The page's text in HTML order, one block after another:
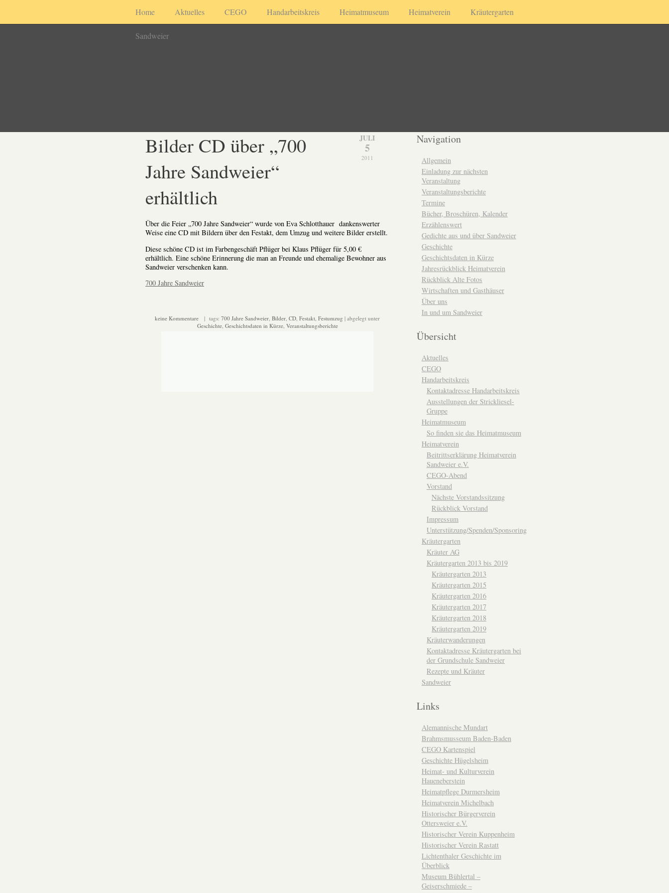
Home Aktuelles CEGO Handarbeitskreis Heimatmuseum Heimatverein Kräutergarten
Sandweier
JULI
5
2011
Bilder CD über „700
Jahre Sandweier“
erhältlich
Über die Feier „700 Jahre Sandweier“ wurde von Eva Schlotthauer dankenswerter
Weise eine CD mit Bildern über den Festakt, dem Umzug und weitere Bilder erstellt.
Diese schöne CD ist im Farbengeschäft Pflüger bei Klaus Pflüger für 5,00 €
erhältlich. Eine schöne Erinnerung die man an Freunde und ehemalige Bewohner aus
Sandweier verschenken kann.
700 Jahre Sandweier
keine Kommentare | tags: 700 Jahre Sandweier, Bilder, CD, Festakt, Festumzug | abgelegt unter
Geschichte, Geschichtsdaten in Kürze, Veranstaltungsberichte
Navigation
Allgemein
Einladung zur nächsten
Veranstaltung
Veranstaltungsberichte
Termine
Bücher, Broschüren, Kalender
Erzählenswert
Gedichte aus und über Sandweier
Geschichte
Geschichtsdaten in Kürze
Jahresrückblick Heimatverein
Rückblick Alte Fotos
Wirtschaften und Gasthäuser
Über uns
In und um Sandweier
Übersicht
Aktuelles
CEGO
Handarbeitskreis
Kontaktadresse Handarbeitskreis
Ausstellungen der Strickliesel-
Gruppe
Heimatmuseum
So finden sie das Heimatmuseum
Heimatverein
Beitrittserklärung Heimatverein
Sandweier e.V.
CEGO-Abend
Vorstand
Nächste Vorstandssitzung
Rückblick Vorstand
Impressum
Unterstützung/Spenden/Sponsoring
Kräutergarten
Kräuter AG
Kräutergarten 2013 bis 2019
Kräutergarten 2013
Kräutergarten 2015
Kräutergarten 2016
Kräutergarten 2017
Kräutergarten 2018
Kräutergarten 2019
Kräuterwanderungen
Kontaktadresse Kräutergarten bei
der Grundschule Sandweier
Rezepte und Kräuter
Sandweier
Links
Alemannische Mundart
Brahmsmusseum Baden-Baden
CEGO Kartenspiel
Geschichte Hügelsheim
Heimat- und Kulturverein
Haueneberstein
Heimatpflege Durmersheim
Heimatverein Michelbach
Historischer Bürgerverein
Ottersweier e.V.
Historischer Verein Kuppenheim
Historischer Verein Rastatt
Lichtenthaler Geschichte im
Überblick
Museum Bühlertal –
Geiserschmiede –